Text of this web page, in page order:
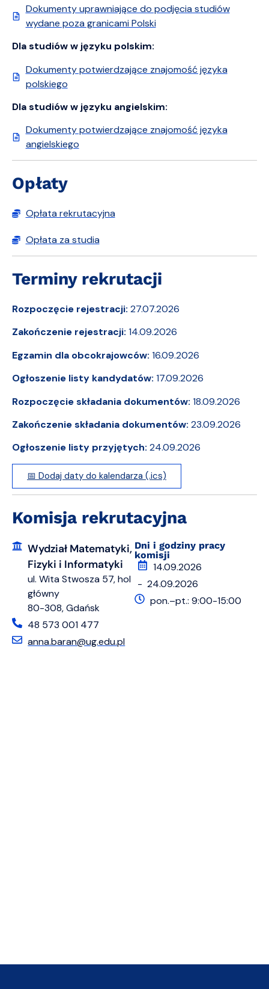
Dokumenty uprawniające do podjęcia studiów
wydane poza granicami Polski
Dla studiów w języku polskim:
Dokumenty potwierdzające znajomość języka
polskiego
Dla studiów w języku angielskim:
Dokumenty potwierdzające znajomość języka
angielskiego
Opłaty
Opłata rekrutacyjna
Opłata za studia
Terminy rekrutacji
Rozpoczęcie rejestracji: 27.07.2026
Zakończenie rejestracji: 14.09.2026
Egzamin dla obcokrajowców: 16.09.2026
Ogłoszenie listy kandydatów: 17.09.2026
Rozpoczęcie składania dokumentów: 18.09.2026
Zakończenie składania dokumentów: 23.09.2026
Ogłoszenie listy przyjętych: 24.09.2026
📅 Dodaj daty do kalendarza (.ics)
Komisja rekrutacyjna
Wydział Matematyki,
Fizyki i Informatyki
ul. Wita Stwosza 57, hol
główny
80-308, Gdańsk
48 573 001 477
anna.baran@ug.edu.pl
Dni i godziny pracy
komisji
14.09.2026
- 24.09.2026
pon.–pt.: 9:00-15:00